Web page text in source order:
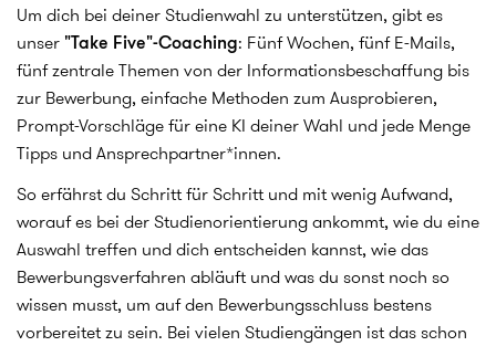
Um dich bei deiner Studienwahl zu unterstützen, gibt es
unser "Take Five"-Coaching: Fünf Wochen, fünf E-Mails,
fünf zentrale Themen von der Informationsbeschaffung bis
zur Bewerbung, einfache Methoden zum Ausprobieren,
Prompt-Vorschläge für eine KI deiner Wahl und jede Menge
Tipps und Ansprechpartner*innen.
So erfährst du Schritt für Schritt und mit wenig Aufwand,
worauf es bei der Studienorientierung ankommt, wie du eine
Auswahl treffen und dich entscheiden kannst, wie das
Bewerbungsverfahren abläuft und was du sonst noch so
wissen musst, um auf den Bewerbungsschluss bestens
vorbereitet zu sein. Bei vielen Studiengängen ist das schon